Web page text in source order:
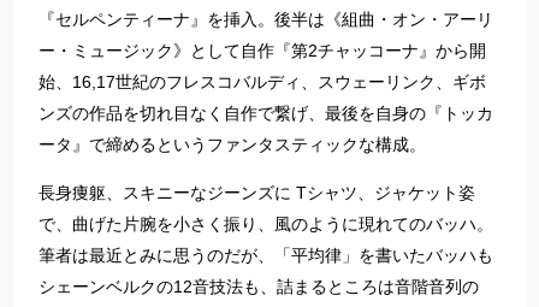
『セルペンティーナ』を挿入。後半は《組曲・オン・アーリ
ー・ミュージック》として自作『第2チャッコーナ』から開
始、16,17世紀のフレスコバルディ、スウェーリンク、ギボ
ンズの作品を切れ目なく自作で繋げ、最後を自身の『トッカ
ータ』で締めるというファンタスティックな構成。
長身痩躯、スキニーなジーンズに Tシャツ、ジャケット姿
で、曲げた片腕を小さく振り、風のように現れてのバッハ。
筆者は最近とみに思うのだが、「平均律」を書いたバッハも
シェーンベルクの12音技法も、詰まるところは音階音列の